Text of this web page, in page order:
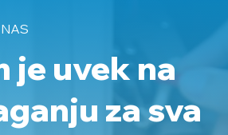
je uvek na
za sva